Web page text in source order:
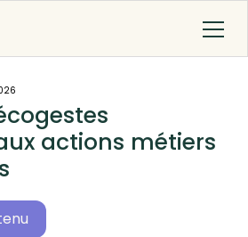
actions métiers